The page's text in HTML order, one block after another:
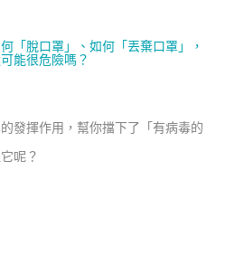
「脫口罩」、如何「丟棄口罩」，
能很危險嗎？
發揮作用，幫你擋下了「有病毒的
呢？